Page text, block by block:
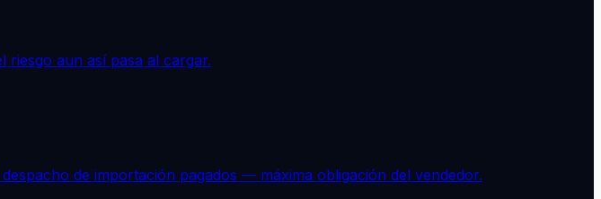
riesgo aun así pasa al cargar.
de importación pagados — máxima obligación del vendedor.